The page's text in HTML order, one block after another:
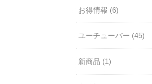
お得情報 (6)
ユーチューバー (45)
新商品 (1)